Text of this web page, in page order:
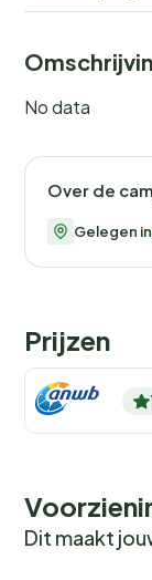
No data
Over de
Gelegen in
Prijzen
Dit maakt